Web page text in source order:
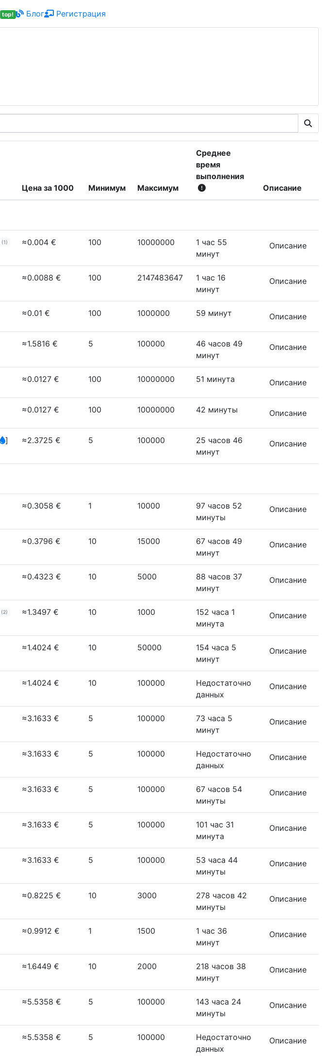
top! Блог Регистрация
Цена за 1000 Минимум Максимум
Среднее
время
выполнения
Описание
(1) ≈0.004 € 100 10000000
1 час 55
минут
Описание
≈0.0088 € 100 2147483647
1 час 16
минут
Описание
≈0.01 € 100 1000000 59 минут Описание
≈1.5816 € 5 100000
46 часов 49
минут
Описание
≈0.0127 € 100 10000000 51 минута Описание
≈0.0127 € 100 10000000 42 минуты Описание
] ≈2.3725 € 5 100000
25 часов 46
минут
Описание
≈0.3058 € 1 10000
97 часов 52
минуты
Описание
≈0.3796 € 10 15000
67 часов 49
минут
Описание
≈0.4323 € 10 5000
88 часов 37
минут
Описание
(2) ≈1.3497 € 10 1000
152 часа 1
минута
Описание
≈1.4024 € 10 50000
154 часа 5
минут
Описание
≈1.4024 € 10 100000
Недостаточно
данных
Описание
≈3.1633 € 5 100000
73 часа 5
минут
Описание
≈3.1633 € 5 100000
Недостаточно
данных
Описание
≈3.1633 € 5 100000
67 часов 54
минуты
Описание
≈3.1633 € 5 100000
101 час 31
минута
Описание
≈3.1633 € 5 100000
53 часа 44
минуты
Описание
≈0.8225 € 10 3000
278 часов 42
минуты
Описание
≈0.9912 € 1 1500
1 час 36
минут
Описание
≈1.6449 € 10 2000
218 часов 38
минут
Описание
≈5.5358 € 5 100000
143 часа 24
минуты
Описание
≈5.5358 € 5 100000
Недостаточно
данных
Описание